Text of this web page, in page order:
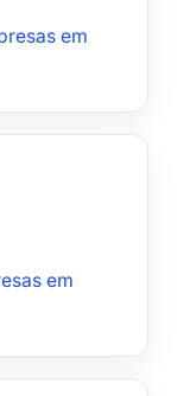
em
em